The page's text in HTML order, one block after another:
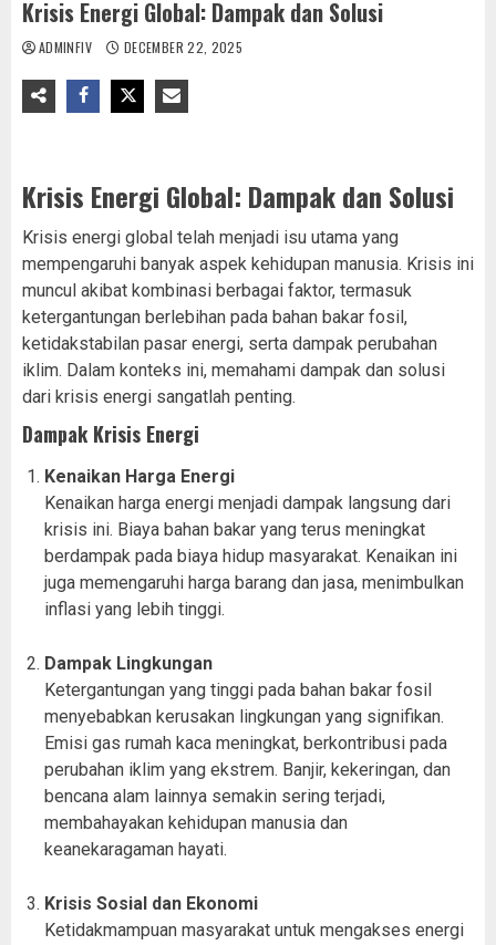
Krisis Energi Global: Dampak dan Solusi
ADMINFIV DECEMBER 22, 2025
Krisis Energi Global: Dampak dan Solusi
Krisis energi global telah menjadi isu utama yang
mempengaruhi banyak aspek kehidupan manusia. Krisis ini
muncul akibat kombinasi berbagai faktor, termasuk
ketergantungan berlebihan pada bahan bakar fosil,
ketidakstabilan pasar energi, serta dampak perubahan
iklim. Dalam konteks ini, memahami dampak dan solusi
dari krisis energi sangatlah penting.
Dampak Krisis Energi
Kenaikan Harga Energi
Kenaikan harga energi menjadi dampak langsung dari
krisis ini. Biaya bahan bakar yang terus meningkat
berdampak pada biaya hidup masyarakat. Kenaikan ini
juga memengaruhi harga barang dan jasa, menimbulkan
inflasi yang lebih tinggi.
Dampak Lingkungan
Ketergantungan yang tinggi pada bahan bakar fosil
menyebabkan kerusakan lingkungan yang signifikan.
Emisi gas rumah kaca meningkat, berkontribusi pada
perubahan iklim yang ekstrem. Banjir, kekeringan, dan
bencana alam lainnya semakin sering terjadi,
membahayakan kehidupan manusia dan
keanekaragaman hayati.
Krisis Sosial dan Ekonomi
Ketidakmampuan masyarakat untuk mengakses energi